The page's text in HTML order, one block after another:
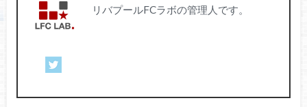
リバプールFCラボの管理人です。